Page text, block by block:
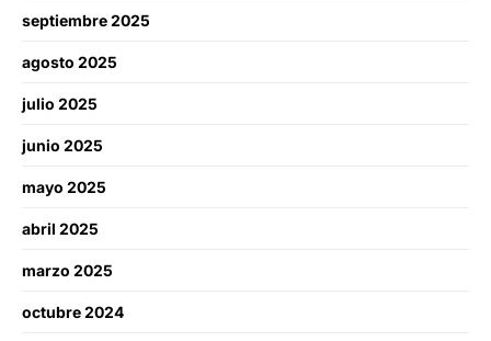
septiembre 2025
agosto 2025
julio 2025
junio 2025
mayo 2025
abril 2025
marzo 2025
octubre 2024